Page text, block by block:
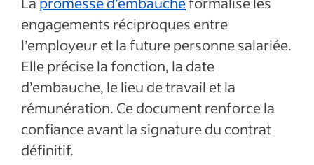
engagements réciproques entre
l’employeur et la future personne salariée.
Elle précise la fonction, la date
d’embauche, le lieu de travail et la
rémunération. Ce document renforce la
confiance avant la signature du contrat
définitif.